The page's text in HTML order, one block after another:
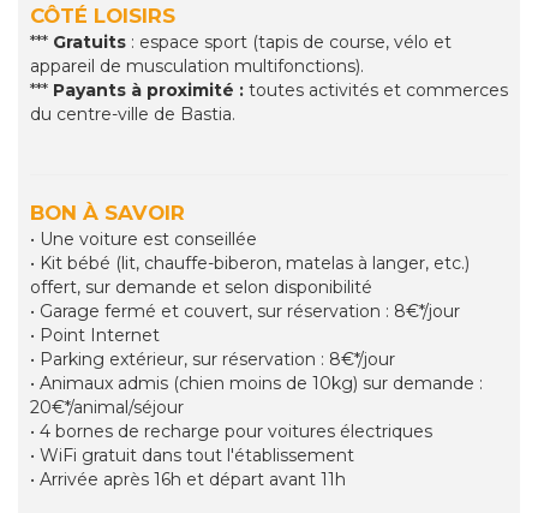
CÔTÉ LOISIRS
*** Gratuits : espace sport (tapis de course, vélo et
appareil de musculation multifonctions).
*** Payants à proximité : toutes activités et commerces
du centre-ville de Bastia.
BON À SAVOIR
• Une voiture est conseillée
• Kit bébé (lit, chauffe-biberon, matelas à langer, etc.)
offert, sur demande et selon disponibilité
• Garage fermé et couvert, sur réservation : 8€*/jour
• Point Internet
• Parking extérieur, sur réservation : 8€*/jour
• Animaux admis (chien moins de 10kg) sur demande :
20€*/animal/séjour
• 4 bornes de recharge pour voitures électriques
• WiFi gratuit dans tout l'établissement
• Arrivée après 16h et départ avant 11h